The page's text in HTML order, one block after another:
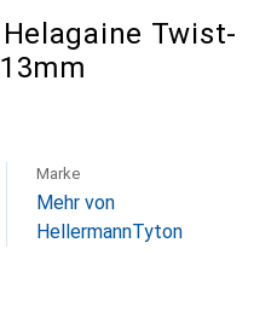
Helagaine Twist-
Marke
Mehr von
HellermannTyton